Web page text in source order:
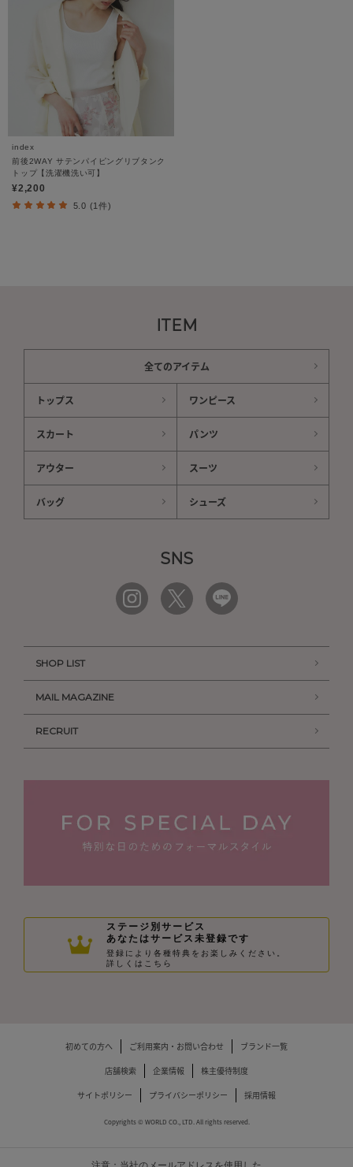
index
前後2WAY サテンパイピングリブタンク
トップ【洗濯機洗い可】
¥2,200
5.0 (1件)
ITEM
全てのアイテム
トップス ワンピース
スカート パンツ
アウター スーツ
バッグ シューズ
SNS
SHOP LIST
MAIL MAGAZINE
RECRUIT
ステージ別サービス
あなたはサービス未登録です
登録により各種特典をお楽しみください。
詳しくはこちら
初めての方へ ご利用案内・お問い合わせ ブランド一覧
店舗検索 企業情報 株主優待制度
サイトポリシー プライバシーポリシー 採用情報
Copyrights © WORLD CO., LTD. All rights reserved.